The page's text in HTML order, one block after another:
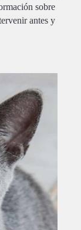
sobre
antes y